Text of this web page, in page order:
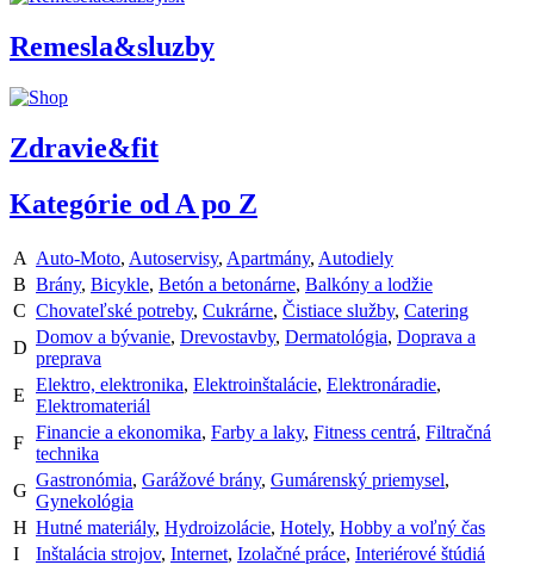
Remesla&sluzby
Zdravie&fit
Kategórie od A po Z
A Auto-Moto, Autoservisy, Apartmány, Autodiely
B Brány, Bicykle, Betón a betonárne, Balkóny a lodžie
C Chovateľské potreby, Cukrárne, Čistiace služby, Catering
D
Domov a bývanie, Drevostavby, Dermatológia, Doprava a
preprava
E
Elektro, elektronika, Elektroinštalácie, Elektronáradie,
Elektromateriál
F
Financie a ekonomika, Farby a laky, Fitness centrá, Filtračná
technika
G
Gastronómia, Garážové brány, Gumárenský priemysel,
Gynekológia
H Hutné materiály, Hydroizolácie, Hotely, Hobby a voľný čas
I
Inštalácia strojov, Internet, Izolačné práce, Interiérové štúdiá